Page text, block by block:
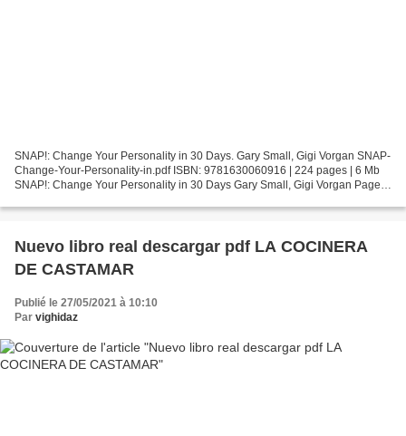
SNAP!: Change Your Personality in 30 Days. Gary Small, Gigi Vorgan SNAP-
Change-Your-Personality-in.pdf ISBN: 9781630060916 | 224 pages | 6 Mb
SNAP!: Change Your Personality in 30 Days Gary Small, Gigi Vorgan Page:
Nuevo libro real descargar pdf LA COCINERA
DE CASTAMAR
Publié le 27/05/2021 à 10:10
Par vighidaz